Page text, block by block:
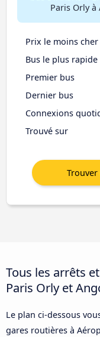
Paris Orly à
Prix le moins cher
Bus le plus rapide
Premier bus
Dernier bus
Connexions
Trouvé sur
Tous les arrêts
Paris Orly et
Le plan ci-dessous
gares routières à